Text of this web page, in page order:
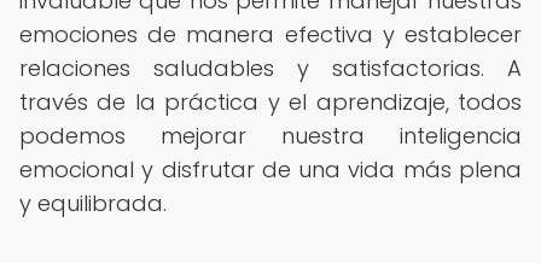
emociones de manera efectiva y establecer
relaciones saludables y satisfactorias. A
través de la práctica y el aprendizaje, todos
podemos mejorar nuestra inteligencia
emocional y disfrutar de una vida más plena
y equilibrada.